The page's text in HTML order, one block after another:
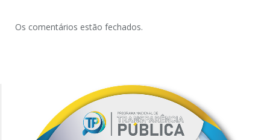
Os comentários estão fechados.